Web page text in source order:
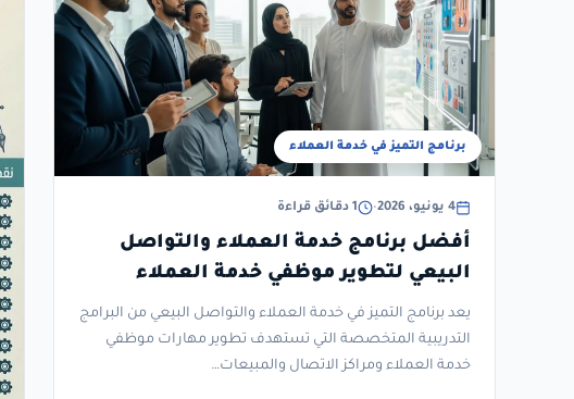
برنامج التميز في خدمة العملاء
4 يونيو، 2026 • 1 دقائق قراءة
أفضل برنامج خدمة العملاء والتواصل
البيعي لتطوير موظفي خدمة العملاء
ومراكز الاتصال
يعد برنامج التميز في خدمة العملاء والتواصل البيعي من البرامج
التدريبية المتخصصة التي تستهدف تطوير مهارات موظفي
خدمة العملاء ومراكز الاتصال والمبيعات…